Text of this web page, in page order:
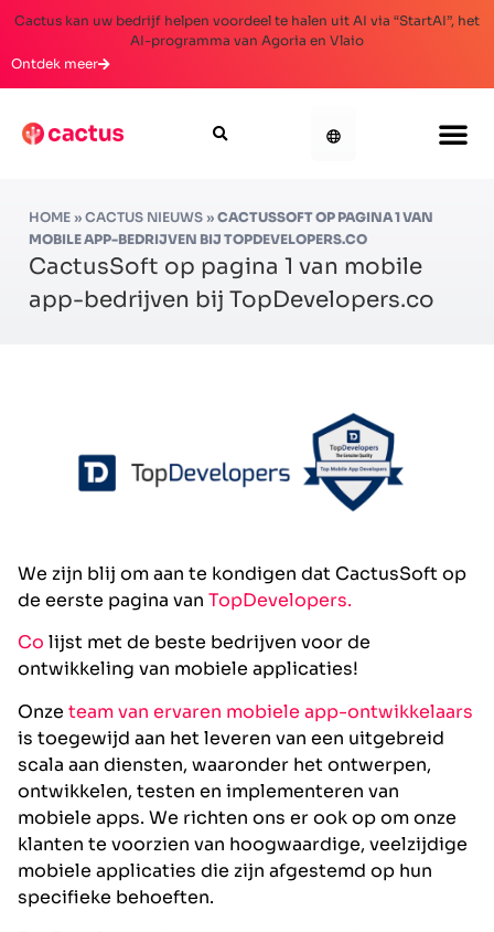
Cactus kan uw bedrijf helpen voordeel te halen uit AI via “StartAI”, het
AI-programma van Agoria en Vlaio
Ontdek meer
HOME » CACTUS NIEUWS » CACTUSSOFT OP PAGINA 1 VAN
MOBILE APP-BEDRIJVEN BIJ TOPDEVELOPERS.CO
CactusSoft op pagina 1 van mobile
app-bedrijven bij TopDevelopers.co
We zijn blij om aan te kondigen dat CactusSoft op
de eerste pagina van TopDevelopers.
Co lijst met de beste bedrijven voor de
ontwikkeling van mobiele applicaties!
Onze team van ervaren mobiele app-ontwikkelaars
is toegewijd aan het leveren van een uitgebreid
scala aan diensten, waaronder het ontwerpen,
ontwikkelen, testen en implementeren van
mobiele apps. We richten ons er ook op om onze
klanten te voorzien van hoogwaardige, veelzijdige
mobiele applicaties die zijn afgestemd op hun
specifieke behoeften.